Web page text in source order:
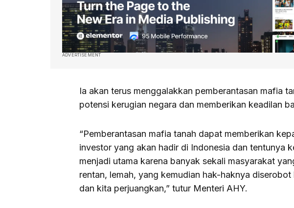
ADVERTISEMENT
Ia akan terus menggalakkan pemberantasan mafia
potensi kerugian negara dan memberikan keadilan
“Pemberantasan mafia tanah dapat memberikan
investor yang akan hadir di Indonesia dan tentunya
menjadi utama karena banyak sekali masyarakat
rentan, lemah, yang kemudian hak-haknya
dan kita perjuangkan,” tutur Menteri AHY.